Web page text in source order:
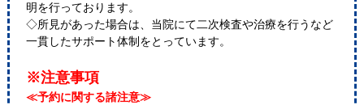
明を行っております。
◇所見があった場合は、当院にて二次検査や治療を行うなど
一貫したサポート体制をとっています。
※注意事項
≪予約に関する諸注意≫